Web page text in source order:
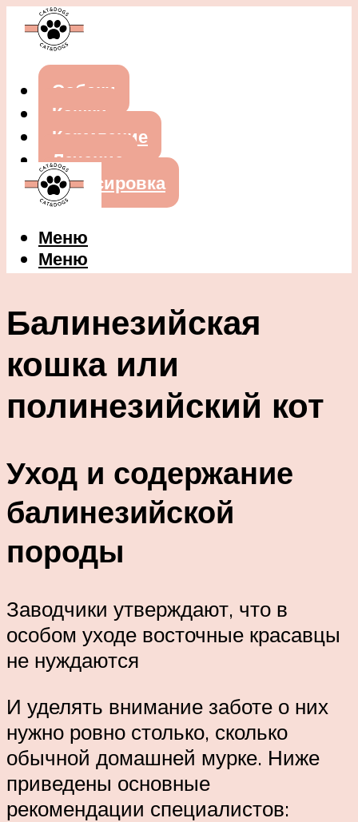
Собаки
Кошки
Кормление
Лечение
Дрессировка
Меню
Меню
Балинезийская
кошка или
полинезийский кот
Уход и содержание
балинезийской
породы
Заводчики утверждают, что в
особом уходе восточные красавцы
не нуждаются
И уделять внимание заботе о них
нужно ровно столько, сколько
обычной домашней мурке. Ниже
приведены основные
рекомендации специалистов: